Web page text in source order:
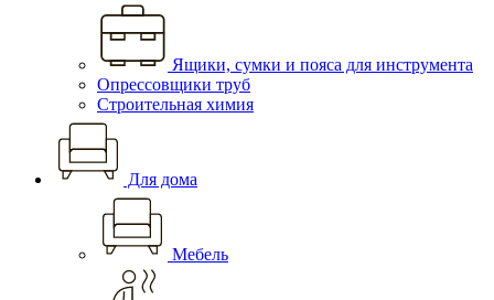
Ящики, сумки и пояса для инструмента
Опрессовщики труб
Строительная химия
Для дома
Мебель